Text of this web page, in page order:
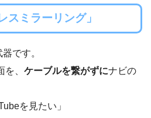
ミラーリング」
です。
、 ケーブルを繋がずにナビの
を見たい」